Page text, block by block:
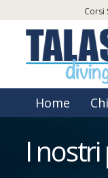
Corsi
Home
I